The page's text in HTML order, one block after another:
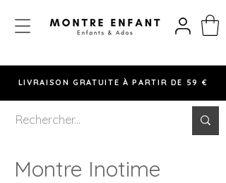
LIVRAISON GRATUITE À PARTIR DE 59 €
Montre Inotime